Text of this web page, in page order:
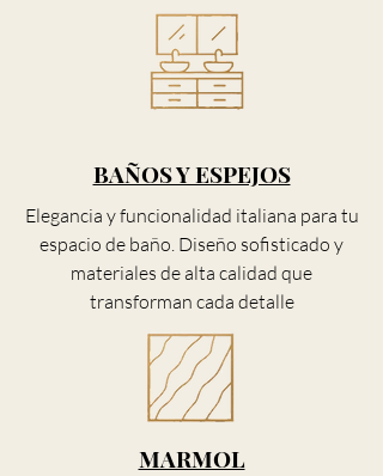
BAÑOS Y ESPEJOS
Elegancia y funcionalidad italiana para tu
espacio de baño. Diseño sofisticado y
materiales de alta calidad que
transforman cada detalle
MARMOL